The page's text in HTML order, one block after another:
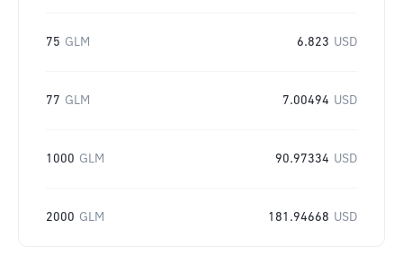
75 GLM 6.823 USD
77 GLM 7.00494 USD
1000 GLM 90.97334 USD
2000 GLM 181.94668 USD